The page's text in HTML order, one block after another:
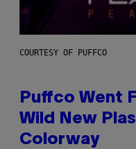
COURTESY OF PUFFCO
Puffco Went
Wild New
Colorway